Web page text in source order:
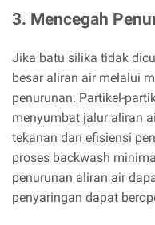
3. Mencegah
Jika batu silika tidak
besar aliran air melalui
penurunan. Partikel-
menyumbat jalur aliran
tekanan dan efisiensi
proses backwash
penurunan aliran air
penyaringan dapat